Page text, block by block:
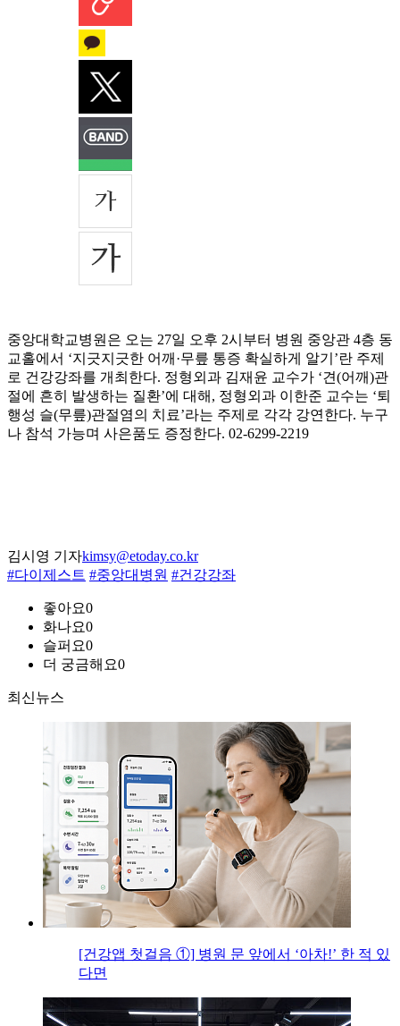
중앙대학교병원은 오는 27일 오후 2시부터 병원 중앙관 4층 동
교홀에서 ‘지긋지긋한 어깨·무릎 통증 확실하게 알기’란 주제
로 건강강좌를 개최한다. 정형외과 김재윤 교수가 ‘견(어깨)관
절에 흔히 발생하는 질환’에 대해, 정형외과 이한준 교수는 ‘퇴
행성 슬(무릎)관절염의 치료’라는 주제로 각각 강연한다. 누구
나 참석 가능며 사은품도 증정한다. 02-6299-2219
김시영 기자kimsy@etoday.co.kr
#다이제스트 #중앙대병원 #건강강좌
좋아요0
화나요0
슬퍼요0
더 궁금해요0
최신뉴스
[건강앱 첫걸음 ①] 병원 문 앞에서 ‘아차!’ 한 적 있
다면